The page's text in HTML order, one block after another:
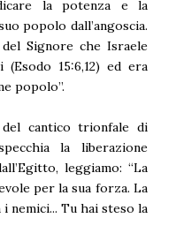
la potenza e la
popolo dall’angoscia.
Signore che Israele
15:6,12) ed era
popolo”.
del cantico trionfale di
la liberazione
leggiamo: “La
per la sua forza. La
i nemici... Tu hai steso la